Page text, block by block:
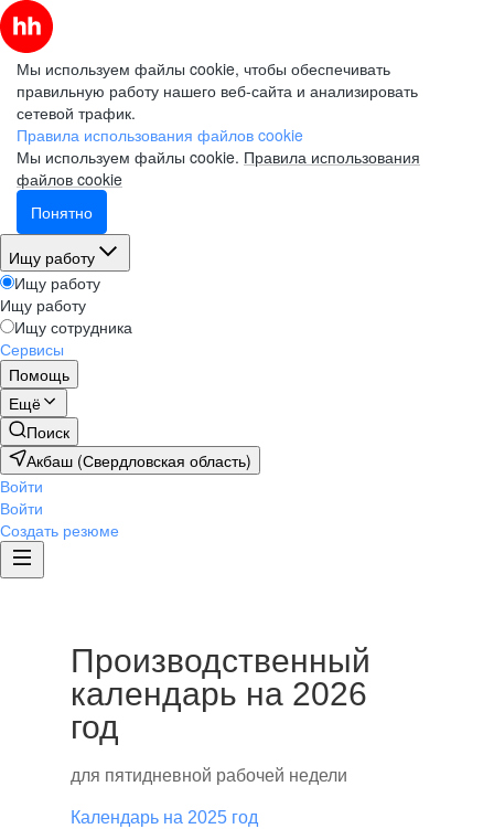
Мы используем файлы cookie, чтобы обеспечивать
правильную работу нашего веб-сайта и анализировать
сетевой трафик.
Правила использования файлов cookie
Мы используем файлы cookie. Правила использования
файлов cookie
Понятно
Ищу работу
Ищу работу
Ищу работу
Ищу сотрудника
Сервисы
Помощь
Ещё
Поиск
Акбаш (Свердловская область)
Войти
Войти
Создать резюме
Производственный
календарь на 2026
год
для пятидневной рабочей недели
Календарь на 2025 год